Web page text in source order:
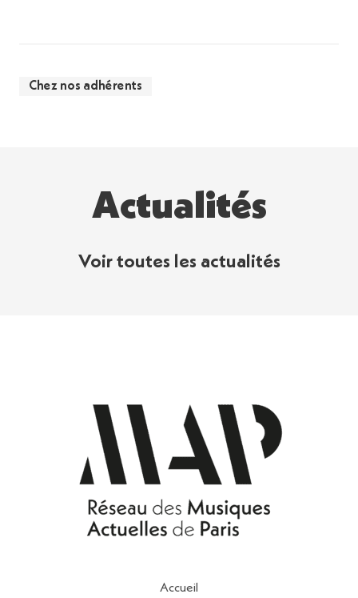
Chez nos adhérents
Actualités
Voir toutes les actualités
Accueil